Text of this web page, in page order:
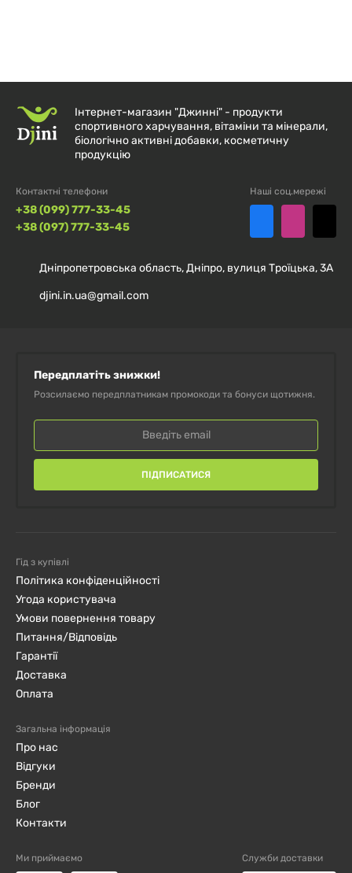
Інтернет-магазин "Джинні" - продукти
спортивного харчування, вітаміни та мінерали,
біологічно активні добавки, косметичну
продукцію
Контактні телефони
+38 (099) 777-33-45
+38 (097) 777-33-45
Наші соц.мережі
Дніпропетровська область, Дніпро, вулиця Троїцька, 3А
djini.in.ua@gmail.com
Передплатіть знижки!
Розсилаємо передплатникам промокоди та бонуси щотижня.
ПІДПИСАТИСЯ
Гід з купівлі
Політика конфіденційності
Угода користувача
Умови повернення товару
Питання/Відповідь
Гарантії
Доставка
Оплата
Загальна інформація
Про нас
Відгуки
Бренди
Блог
Контакти
Ми приймаємо Служби доставки